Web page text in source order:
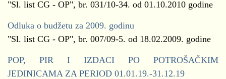
"Sl. list CG - OP", br. 031/10-34. od 01.10.2010 godine
Odluka o budžetu za 2009. godinu
"Sl. list CG - OP", br. 007/09-5. od 18.02.2009. godine
POP, PIR I IZDACI PO POTROŠAČKIM
JEDINICAMA ZA PERIOD 01.01.19.-31.12.19